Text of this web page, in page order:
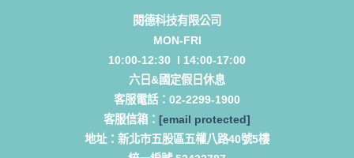
閱德科技有限公司
MON-FRI
10:00-12:30 l 14:00-17:00
六日&國定假日休息
客服電話： 02-2299-1900
客服信箱： [email protected]
地址： 新北市五股區五權八路40號5樓